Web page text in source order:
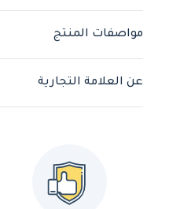
مواصفات المنتج
عن العلامة التجارية